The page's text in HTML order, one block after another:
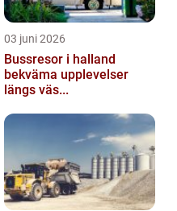
03 juni 2026
Bussresor i halland
bekväma upplevelser
längs väs...